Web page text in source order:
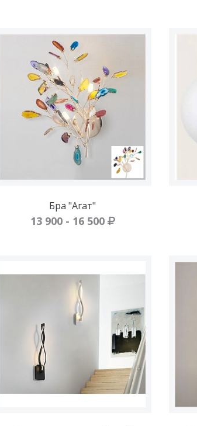
Бра "Агат"
13 900 - 16 500